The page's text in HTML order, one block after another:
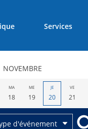
Services
NOVEMBRE
MA
18
ME
19
JE
20
VE
21
d'événement